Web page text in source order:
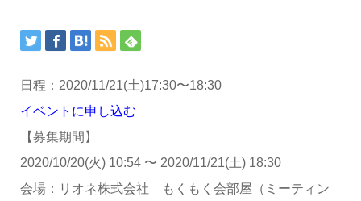
日程： 2020/11/21(土)17:30〜18:30
イベントに申し込む
【募集期間】
2020/10/20(火) 10:54〜 2020/11/21(土) 18:30
会場：リオネ株式会社 もくもく会部屋（ミーティン